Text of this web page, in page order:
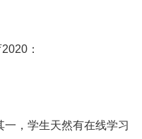
：
，学生天然有在线学习